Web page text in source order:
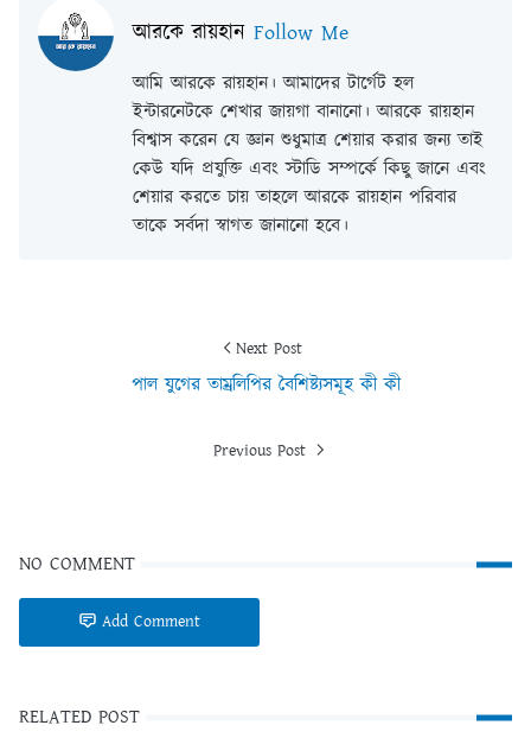
আরকে রায়হান Follow Me
আমি আরকে রায়হান। আমাদের টার্গেট হল
ইন্টারনেটকে শেখার জায়গা বানানো। আরকে রায়হান
বিশ্বাস করেন যে জ্ঞান শুধুমাত্র শেয়ার করার জন্য তাই
কেউ যদি প্রযুক্তি এবং স্টাডি সম্পর্কে কিছু জানে এবং
শেয়ার করতে চায় তাহলে আরকে রায়হান পরিবার
তাকে সর্বদা স্বাগত জানানো হবে।
Next Post
পাল যুগের তাম্রলিপির বৈশিষ্ট্যসমূহ কী কী
Previous Post
NO COMMENT
Add Comment
RELATED POST